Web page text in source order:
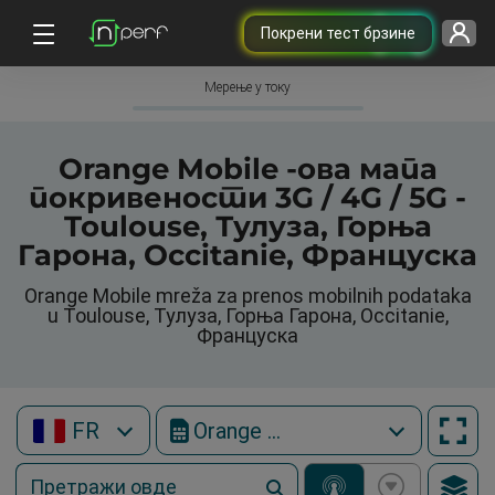
Покрени тест брзине
Мерење у току
Orange Mobile -ова мапа
покривености 3G / 4G / 5G -
Toulouse, Тулуза, Горња
Гарона, Occitanie, Француска
Orange Mobile mreža za prenos mobilnih podataka
u Toulouse, Тулуза, Горња Гарона, Occitanie,
Француска
FR Orange Mobile